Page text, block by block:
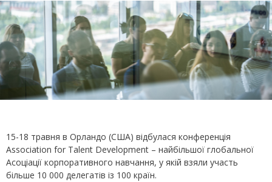
15-18 травня в Орландо (США) відбулася конференція
Association for Talent Development – найбільшої глобальної
Асоціації корпоративного навчання, у якій взяли участь
більше 10 000 делегатів із 100 країн.